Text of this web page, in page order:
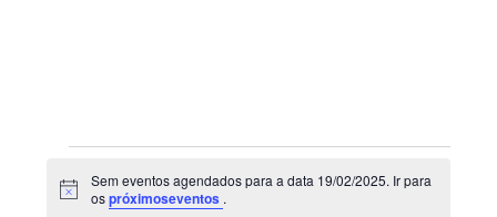
for
Aviso
Sem eventos agendados para a data 19/02/2025. Ir para
ospróximoseventos .